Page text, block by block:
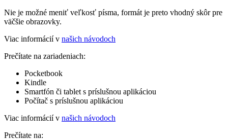
Nie je možné meniť veľkosť písma, formát je preto vhodný skôr pre
väčšie obrazovky.
Viac informácií v našich návodoch
Prečítate na zariadeniach:
Pocketbook
Kindle
Smartfón či tablet s príslušnou aplikáciou
Počítač s príslušnou aplikáciou
Viac informácií v našich návodoch
Prečítate na: